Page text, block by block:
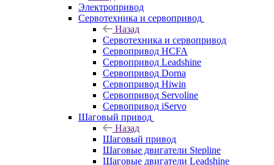
Электропривод
Сервотехника и сервопривод
Назад
Сервотехника и сервопривод
Сервопривод HCFA
Сервопривод Leadshine
Сервопривод Dorna
Сервопривод Hiwin
Сервопривод Servoline
Сервопривод iServo
Шаговый привод
Назад
Шаговый привод
Шаговые двигатели Stepline
Шаговые двигатели Leadshine